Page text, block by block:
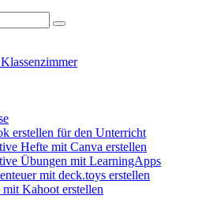
erstellen für den Unterricht
Hefte mit Canva erstellen
Übungen mit LearningApps
mit deck.toys erstellen
Kahoot erstellen